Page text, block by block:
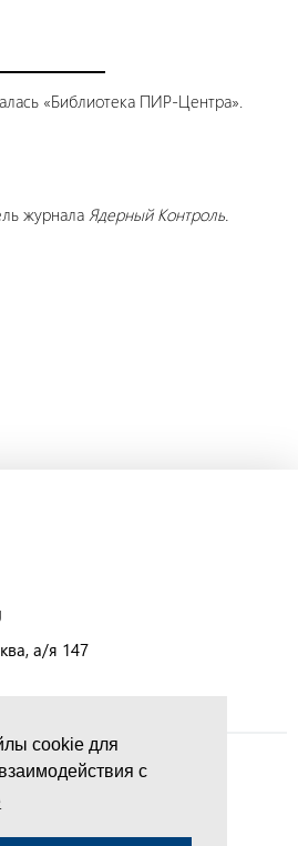
cookie для
с
«Библиотека ПИР-Центра».
журнала Ядерный Контроль.
а/я 147
права защищены